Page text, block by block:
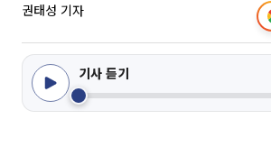
권태성 기자
기사 듣기